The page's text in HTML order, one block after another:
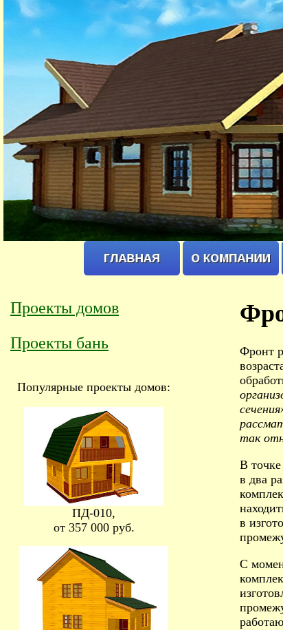
Проекты домов
Проекты бань
Популярные проекты домов:
ПД-010,
от 357 000 руб.
Фронт
так
В точке
в два
в
С